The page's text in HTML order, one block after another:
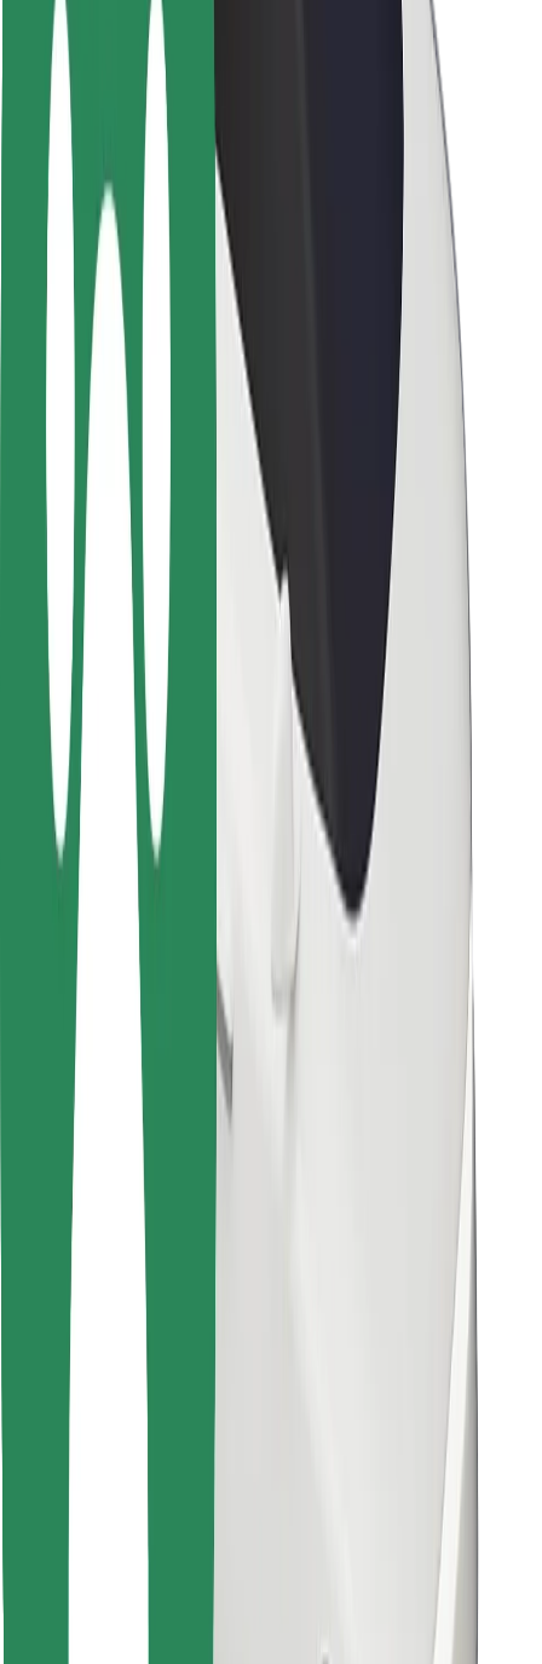
Seguridad para conductores
Seguridad para patinetes
Safety Lab
Ciudades
Dónde estamos
Soluciones para las ciudades
Aeropuertos
Estaciones de carga de Bolt
Soporte
Para usuarios
Para conductores
Para repartidores
Bolt Food
Para propietarios de flota
Para restaurantes
Bolt para empresas
Otros
Proveedores
Términos y Condiciones
Cookies
Seguridad
¡Conseguí un viaje en minutos!
Descargar la app de Bolt
Encontrá tu comida favorita
Descargar la app de Bolt Food